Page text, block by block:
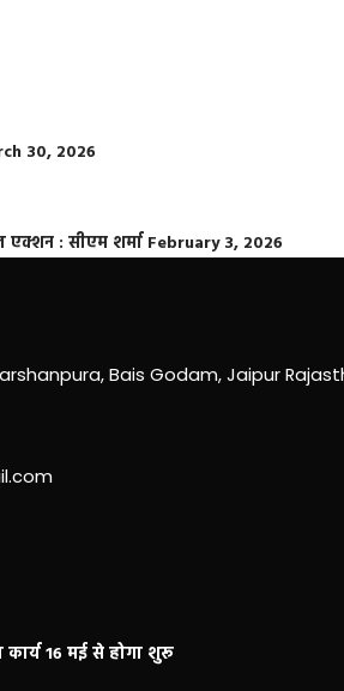
30, 2026
एक्शन : सीएम शर्मा February 3, 2026
Bais Godam, Jaipur
16 मई से होगा शुरू